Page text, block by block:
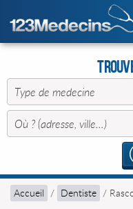
Accueil / Dentiste /